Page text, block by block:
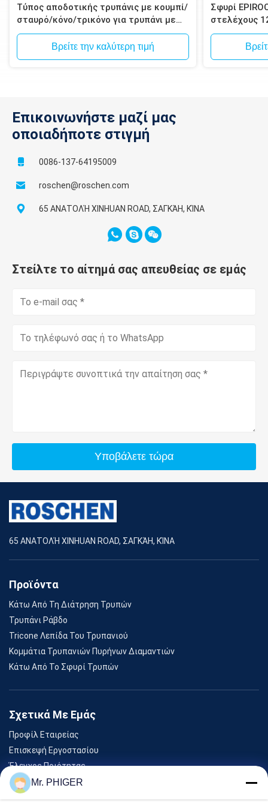
Τύπος αποδοτικής τρυπάνις με κουμπί/
σταυρό/κόνο/τρικόνο για τρυπάνι με
σφυρί
Βρείτε την καλύτερη τιμή
Σφυρί
στελέχους
Spline για
Επικοινωνήστε μαζί μας
οποιαδήποτε στιγμή
0086-137-64195009
roschen@roschen.com
65 ΑΝΑΤΟΛΉ XINHUAN ROAD, ΣΑΓΚΆΗ, ΚΊΝΑ
Στείλτε το αίτημά σας απευθείας σε εμάς
Υποβάλετε τώρα
65 ΑΝΑΤΟΛΉ XINHUAN ROAD, ΣΑΓΚΆΗ, ΚΊΝΑ
Προϊόντα
Κάτω Από Τη Διάτρηση Τρυπών
Τρυπάνι Ράβδο
Tricone Λεπίδα Του Τρυπανιού
Κομμάτια Τρυπανιών Πυρήνων Διαμαντιών
Κάτω Από Το Σφυρί Τρυπών
Σχετικά Με Εμάς
Προφίλ Εταιρείας
Επισκεψή Εργοστασίου
Έλεγχος Ποιότητας
SitemapMr. PHIGER